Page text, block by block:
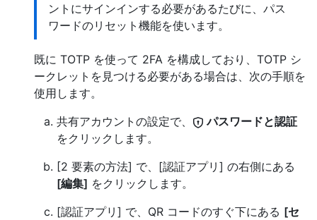
ントにサインインする必要があるたびに、パス
ワードのリセット機能を使います。
既に TOTP を使って 2FA を構成しており、TOTP シ
ークレットを見つける必要がある場合は、次の手順を
使用します。
共有アカウントの設定で、
パスワードと認証
をクリックします。
[2 要素の方法] で、[認証アプリ] の右側にある
[編集] をクリックします。
[認証アプリ] で、QR コードのすぐ下にある [セ